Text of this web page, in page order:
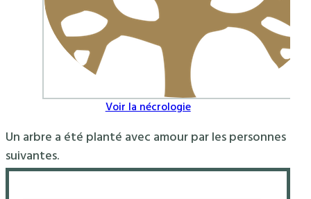
Voir la nécrologie
Un arbre a été planté avec amour par les personnes
suivantes.